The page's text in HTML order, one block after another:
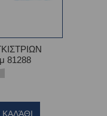
81288